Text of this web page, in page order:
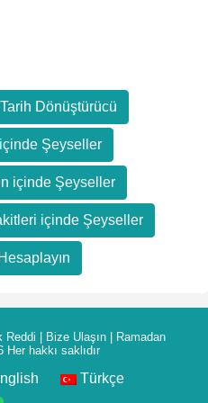
Tarih Dönüştürücü
Şeyseller
içinde Şeyseller
içinde Şeyseller
Reddi Bize Ulaşın
Ramadan
hakkı saklıdır
Türkçe